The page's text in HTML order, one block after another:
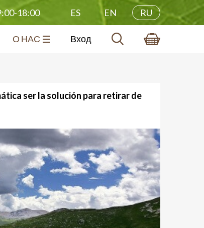
18:00 ES EN RU
О НАС Вход
ser la solución para retirar de